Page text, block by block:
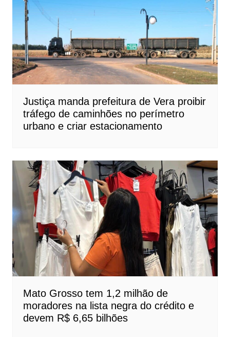
Justiça manda prefeitura de Vera proibir
tráfego de caminhões no perímetro
urbano e criar estacionamento
Mato Grosso tem 1,2 milhão de
moradores na lista negra do crédito e
devem R$ 6,65 bilhões